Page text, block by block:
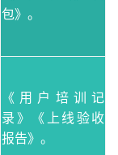
包》。
《用户培训记
录》《上线验收
报告》。